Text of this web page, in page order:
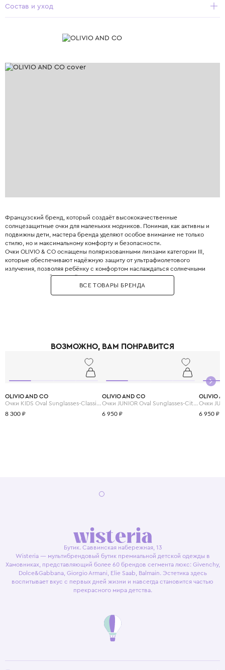
Состав и уход
Французский бренд, который создаёт высококачественные
солнцезащитные очки для маленьких модников. Понимая, как активны и
подвижны дети, мастера бренда уделяют особое внимание не только
стилю, но и максимальному комфорту и безопасности.
Очки OLIVIO & CO оснащены поляризованными линзами категории III,
которые обеспечивают надёжную защиту от ультрафиолетового
излучения, позволяя ребёнку с комфортом наслаждаться солнечными
днями. Модели бренда лёгкие, прочные, с гнущимися дужками, что
делает их удобными для ношения. Очки OLIVIO & CO – это не просто
аксессуар, а настоящая находка для стильных детей.
ВСЕ ТОВАРЫ БРЕНДА
ВОЗМОЖНО, ВАМ ПОНРАВИТСЯ
OLIVIO AND CO
Очки KIDS Oval Sunglasses-Classic Olivio-Squid Black
8 300 ₽
OLIVIO AND CO
Очки JUNIOR Oval Sunglasses-Citrus Garden-Grapefruit Pink
6 950 ₽
OLIVIO
6 950 ₽
Бутик. Саввинская набережная, 13
Wisteria — мультибрендовый бутик премиальной детской одежды в
Хамовниках, представляющий более 60 брендов сегмента люкс: Givenchy,
Dolce&Gabbana, Giorgio Armani, Elie Saab, Balmain. Эстетика здесь
воспитывает вкус с первых дней жизни и навсегда становится частью
прекрасного мира детства.